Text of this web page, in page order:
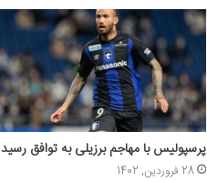
پرسپولیس با مهاجم برزیلی به توافق رسید
28 فروردین, 1402